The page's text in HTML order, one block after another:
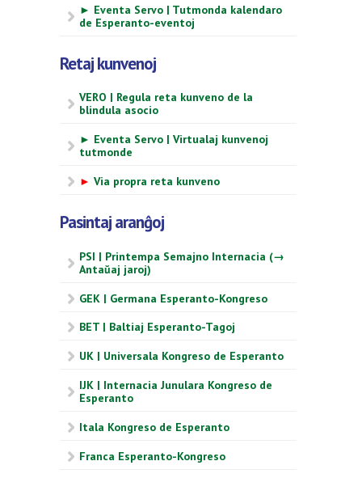
► Eventa Servo | Tutmonda kalendaro
de Esperanto-eventoj
Retaj kunvenoj
VERO | Regula reta kunveno de la
blindula asocio
► Eventa Servo | Virtualaj kunvenoj
tutmonde
► Via propra reta kunveno
Pasintaj aranĝoj
PSI | Printempa Semajno Internacia (→
Antaŭaj jaroj)
GEK | Germana Esperanto-Kongreso
BET | Baltiaj Esperanto-Tagoj
UK | Universala Kongreso de Esperanto
IJK | Internacia Junulara Kongreso de
Esperanto
Itala Kongreso de Esperanto
Franca Esperanto-Kongreso